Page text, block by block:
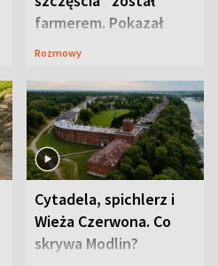
farmerem. Pokazał
swoje niezwykłe
Rozmowy
Cytadela, spichlerz i
Wieża Czerwona. Co
skrywa Modlin?